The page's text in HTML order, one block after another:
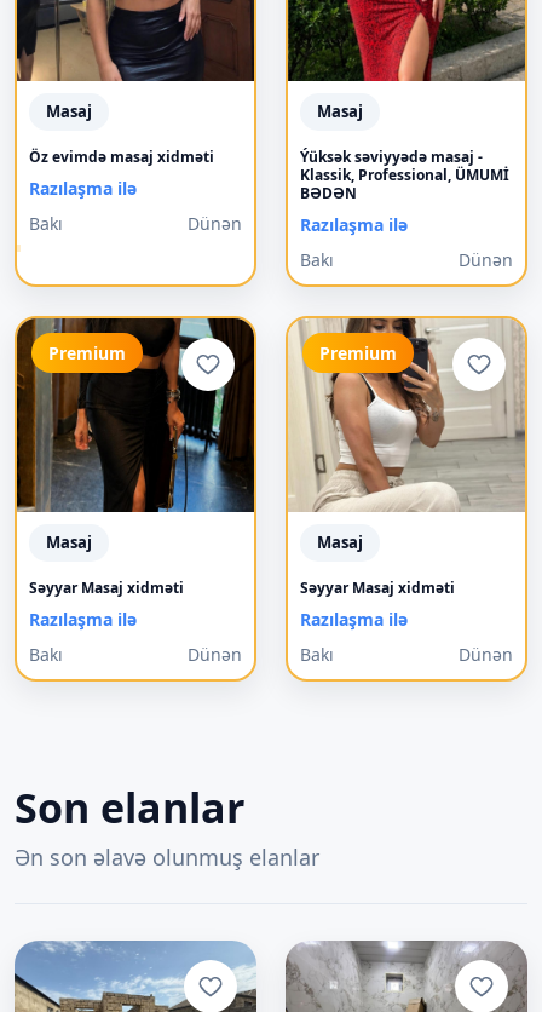
Masaj
Öz evimdə masaj xidməti
Razılaşma ilə
Bakı
Dünən
Masaj
Ýüksək səviyyədə masaj -
Klassik, Professional, ÜMUMİ
BƏDƏN
Razılaşma ilə
Bakı
Dünən
Premium
Masaj
Səyyar Masaj xidməti
Razılaşma ilə
Bakı
Dünən
Premium
Masaj
Səyyar Masaj xidməti
Razılaşma ilə
Bakı
Dünən
Son elanlar
Ən son əlavə olunmuş elanlar